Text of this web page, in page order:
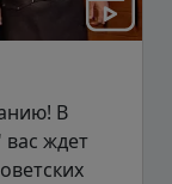
В
ждет